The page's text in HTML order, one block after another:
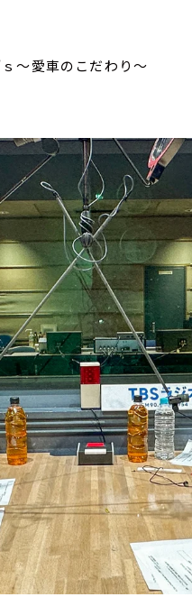
～愛車のこだわり～